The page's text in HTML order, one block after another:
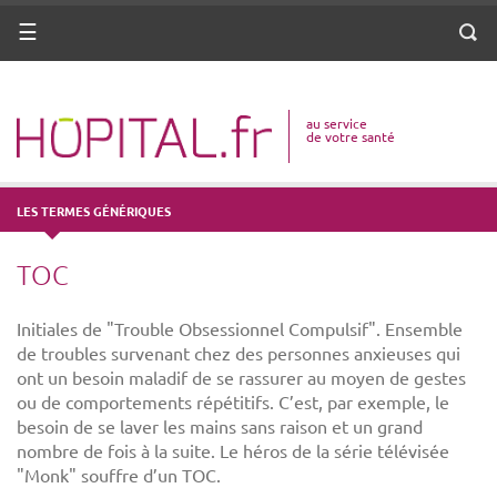
ANNUAIRE
VOTRE SANTÉ
DROITS & DÉMARCHES
MISSIONS
MÉTIERS
Menu
au service
de votre santé
LES TERMES GÉNÉRIQUES
TOC
Initiales de "Trouble Obsessionnel Compulsif". Ensemble
de troubles survenant chez des personnes anxieuses qui
ont un besoin maladif de se rassurer au moyen de gestes
ou de comportements répétitifs. C’est, par exemple, le
besoin de se laver les mains sans raison et un grand
nombre de fois à la suite. Le héros de la série télévisée
"Monk" souffre d’un TOC.